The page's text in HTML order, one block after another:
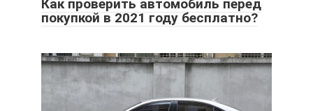
Как проверить автомобиль перед
покупкой в 2021 году бесплатно?